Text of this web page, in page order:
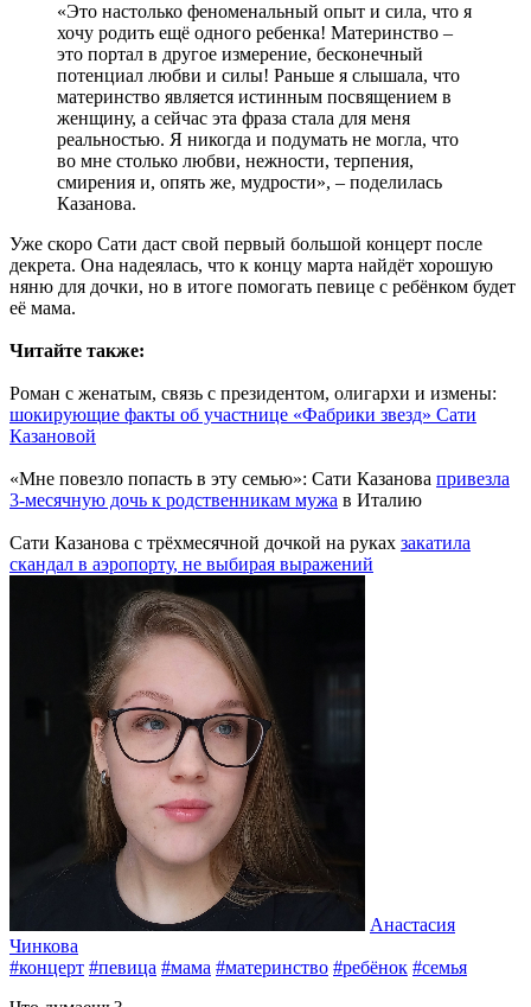
«Это настолько феноменальный опыт и сила, что я
хочу родить ещё одного ребенка! Материнство –
это портал в другое измерение, бесконечный
потенциал любви и силы! Раньше я слышала, что
материнство является истинным посвящением в
женщину, а сейчас эта фраза стала для меня
реальностью. Я никогда и подумать не могла, что
во мне столько любви, нежности, терпения,
смирения и, опять же, мудрости», – поделилась
Казанова.
Уже скоро Сати даст свой первый большой концерт после
декрета. Она надеялась, что к концу марта найдёт хорошую
няню для дочки, но в итоге помогать певице с ребёнком будет
её мама.
Читайте также:
Роман с женатым, связь с президентом, олигархи и измены:
шокирующие факты об участнице «Фабрики звезд» Сати
Казановой
«Мне повезло попасть в эту семью»: Сати Казанова привезла
3-месячную дочь к родственникам мужа в Италию
Сати Казанова с трёхмесячной дочкой на руках закатила
скандал в аэропорту, не выбирая выражений
Анастасия
Чинкова
#концерт #певица #мама #материнство #ребёнок #семья